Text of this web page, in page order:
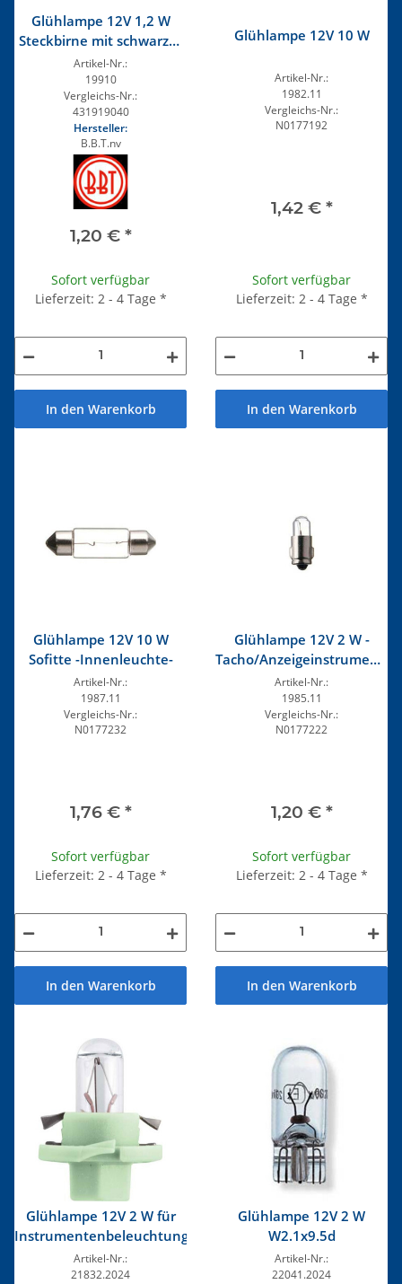
Glühlampe 12V 1,2 W
Steckbirne mit schwarzer
Fassung
Artikel-Nr.:
19910
Vergleichs-Nr.:
431919040
Hersteller:
B.B.T.nv
1,20 € *
Sofort verfügbar
Lieferzeit: 2 - 4 Tage *
In den Warenkorb
Glühlampe 12V 10 W
Artikel-Nr.:
1982.11
Vergleichs-Nr.:
N0177192
1,42 € *
Sofort verfügbar
Lieferzeit: 2 - 4 Tage *
In den Warenkorb
Glühlampe 12V 10 W
Sofitte -Innenleuchte-
Artikel-Nr.:
1987.11
Vergleichs-Nr.:
N0177232
1,76 € *
Sofort verfügbar
Lieferzeit: 2 - 4 Tage *
In den Warenkorb
Glühlampe 12V 2 W -
Tacho/Anzeigeinstrumente
VDO-
Artikel-Nr.:
1985.11
Vergleichs-Nr.:
N0177222
1,20 € *
Sofort verfügbar
Lieferzeit: 2 - 4 Tage *
In den Warenkorb
Glühlampe 12V 2 W für
Instrumentenbeleuchtung
Artikel-Nr.:
21832.2024
Glühlampe 12V 2 W
W2.1x9.5d
Artikel-Nr.:
22041.2024